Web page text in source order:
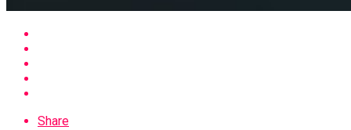
Share